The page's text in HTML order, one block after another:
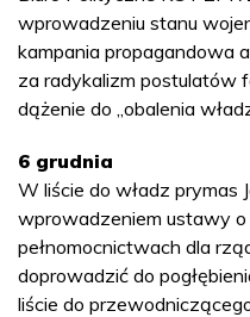
wprowadzeniu stanu
kampania propagandowa
za radykalizm postulatów
dążenie do „obalenia
6 grudnia
W liście do władz prymas
wprowadzeniem ustawy
pełnomocnictwach dla
doprowadzić do
liście do